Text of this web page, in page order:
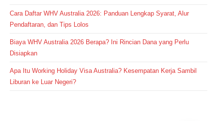
Cara Daftar WHV Australia 2026: Panduan Lengkap Syarat, Alur
Pendaftaran, dan Tips Lolos
Biaya WHV Australia 2026 Berapa? Ini Rincian Dana yang Perlu
Disiapkan
Apa Itu Working Holiday Visa Australia? Kesempatan Kerja Sambil
Liburan ke Luar Negeri?